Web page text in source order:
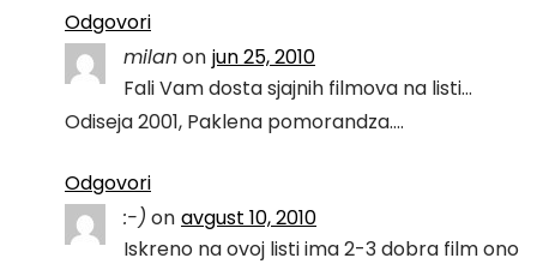
Odgovori
milanon jun 25, 2010
Fali Vam dosta sjajnih filmova na listi…
Odiseja 2001, Paklena pomorandza….
Odgovori
:-) on avgust 10, 2010
Iskreno na ovoj listi ima 2-3 dobra film ono